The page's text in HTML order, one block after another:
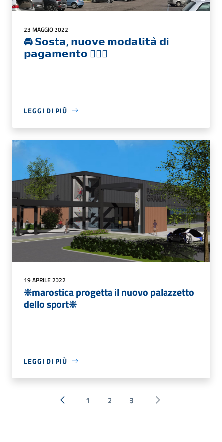
23 MAGGIO 2022
🚘 𝗦𝗼𝘀𝘁𝗮, 𝗻𝘂𝗼𝘃𝗲 𝗺𝗼𝗱𝗮𝗹𝗶𝘁𝗮̀ 𝗱𝗶
𝗽𝗮𝗴𝗮𝗺𝗲𝗻𝘁𝗼 👮🏼‍♂️
LEGGI DI PIÙ
19 APRILE 2022
❇️marostica progetta il nuovo palazzetto
dello sport❇️
LEGGI DI PIÙ
« Precedente
1 2 3 Successiva »